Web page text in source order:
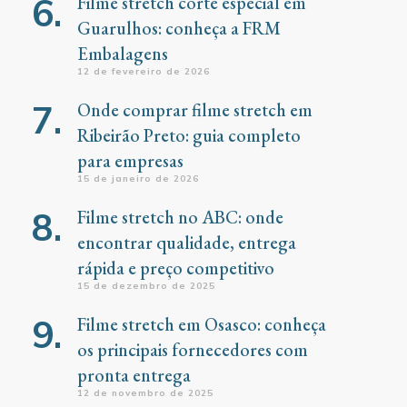
Guarulhos: conheça a FRM
Embalagens
12 de fevereiro de 2026
Onde comprar filme stretch em
Ribeirão Preto: guia completo
para empresas
15 de janeiro de 2026
Filme stretch no ABC: onde
encontrar qualidade, entrega
rápida e preço competitivo
15 de dezembro de 2025
Filme stretch em Osasco: conheça
os principais fornecedores com
pronta entrega
12 de novembro de 2025